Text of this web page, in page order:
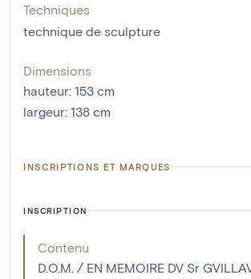
Techniques
technique de sculpture
Dimensions
hauteur: 153 cm
largeur: 138 cm
INSCRIPTIONS ET MARQUES
INSCRIPTION
Contenu
D.O.M. / EN MEMOIRE DV Sr